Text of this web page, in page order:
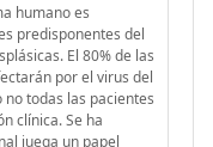
humano es
predisponentes del
El 80% de las
por el virus del
todas las pacientes
clínica. Se ha
juega un papel